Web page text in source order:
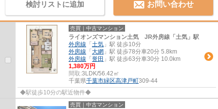
検討リストに追加 お問い合わせ
売買｜中古マンション
ライオンズマンション土気 JR外房線「土気」駅
外房線 「 土気 」駅 徒歩10分
外房線 「 大網 」駅 徒歩78分車20分 5.8km
外房線 「 誉田 」駅 徒歩63分車30分 10.0km
1,380万円
間取:3LDK/56.42㎡
千葉県千葉市緑区高津戸町309-44
◆駅徒歩10分の駅近物件◆
売買｜中古マンション